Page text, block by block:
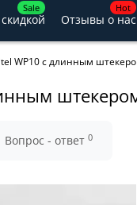
Sale Hot
Отзывы о нас
WP10 с длинным
Вопрос - ответ 0